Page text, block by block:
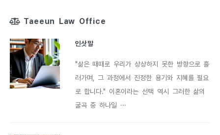
Taeeun Law Office
인삿말
"삶은 때때로 우리가 상상하지 못한 방향으로 흘
러가며, 그 과정에서 진정한 용기와 지혜를 필요
로 합니다." 이혼이라는 선택 역시 그러한 삶의
굴곡 중 하나일 ···